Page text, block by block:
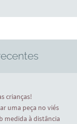
crianças!
uma peça no viés
medida à distância